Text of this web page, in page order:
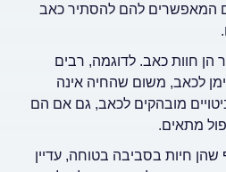
המאפשרים להם להסתיר כאב
הן חוות כאב. לדוגמה, רבים
לכאב, משום שהחיה אינה
מובהקים לכאב, גם אם הם
מתאים.
חיות בסביבה בטוחה, עדיין